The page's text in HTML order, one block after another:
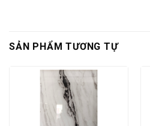
SẢN PHẨM TƯƠNG TỰ